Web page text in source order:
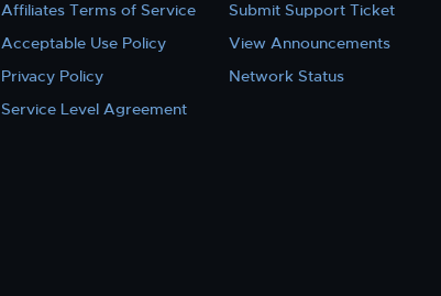
Affiliates Terms of Service
Acceptable Use Policy
Privacy Policy
Service Level Agreement
Submit Support Ticket
View Announcements
Network Status